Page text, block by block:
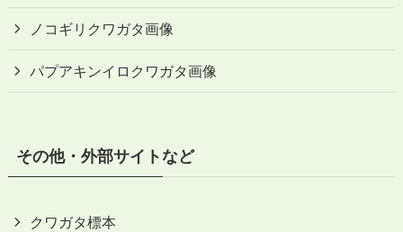
ノコギリクワガタ画像
パプアキンイロクワガタ画像
その他・外部サイトなど
クワガタ標本